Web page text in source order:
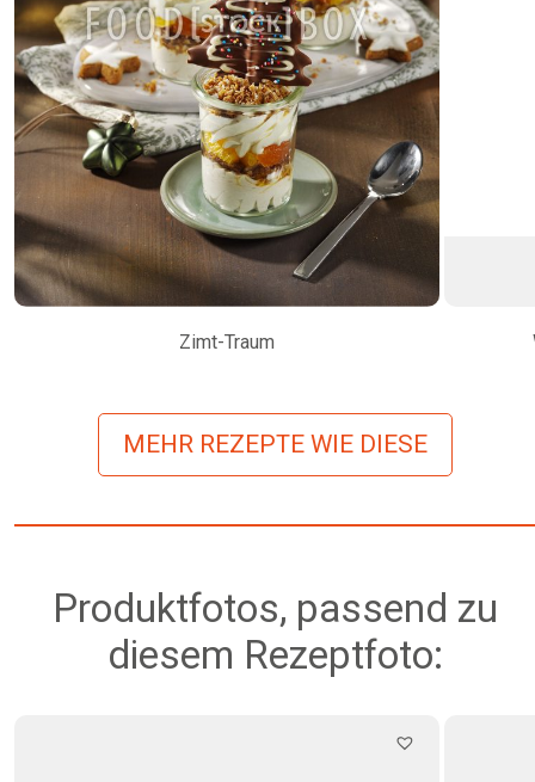
Zimt-Traum
MEHR REZEPTE WIE DIESE
Produktfotos, passend zu
diesem Rezeptfoto: